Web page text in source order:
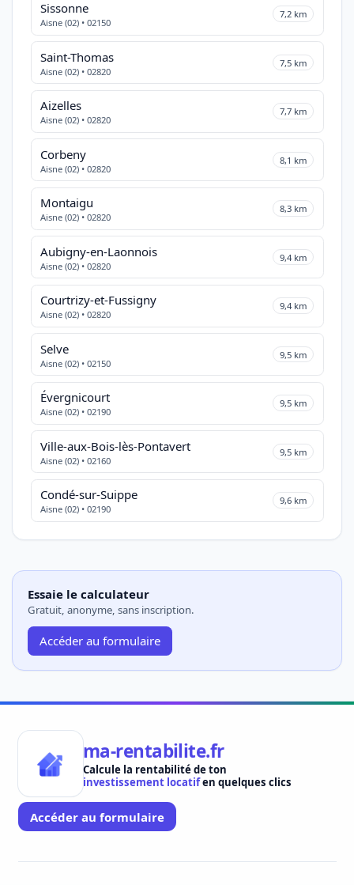
Sissonne
Aisne (02) • 02150
7,2 km
Saint-Thomas
Aisne (02) • 02820
7,5 km
Aizelles
Aisne (02) • 02820
7,7 km
Corbeny
Aisne (02) • 02820
8,1 km
Montaigu
Aisne (02) • 02820
8,3 km
Aubigny-en-Laonnois
Aisne (02) • 02820
9,4 km
Courtrizy-et-Fussigny
Aisne (02) • 02820
9,4 km
Selve
Aisne (02) • 02150
9,5 km
Évergnicourt
Aisne (02) • 02190
9,5 km
Ville-aux-Bois-lès-Pontavert
Aisne (02) • 02160
9,5 km
Condé-sur-Suippe
Aisne (02) • 02190
9,6 km
Essaie le calculateur
Gratuit, anonyme, sans inscription.
Accéder au formulaire
ma-rentabilite.fr
Calcule la rentabilité de ton
investissement locatifen quelques clics
Accéder au formulaire